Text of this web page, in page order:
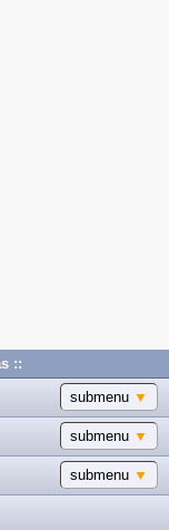
::
submenu ▼
submenu ▼
submenu ▼